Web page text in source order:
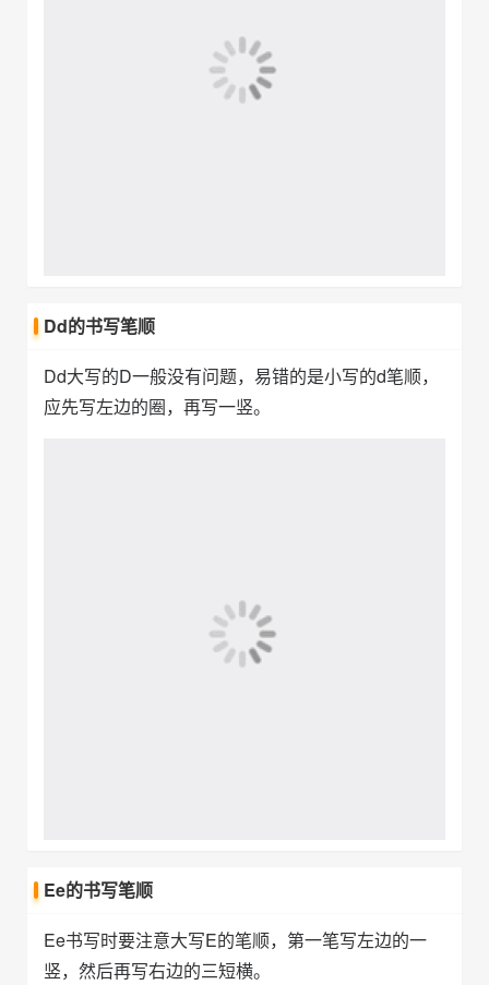
Dd的书写笔顺
Dd大写的D一般没有问题，易错的是小写的d笔顺，
应先写左边的圈，再写一竖。
Ee的书写笔顺
Ee书写时要注意大写E的笔顺，第一笔写左边的一
竖，然后再写右边的三短横。